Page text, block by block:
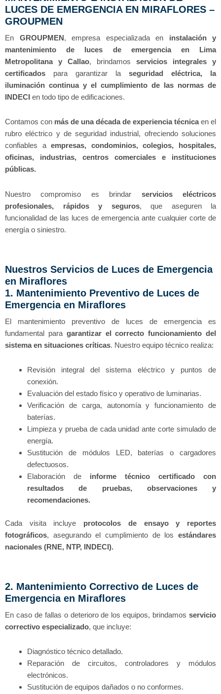
LUCES DE EMERGENCIA EN MIRAFLORES –
GROUPMEN
En GROUPMEN, empresa especializada en instalación y
mantenimiento de luces de emergencia en Lima
Metropolitana y Callao, brindamos servicios integrales y
certificados para garantizar la seguridad eléctrica, la
iluminación continua y el cumplimiento de las normas de
INDECI en todo tipo de edificaciones.
Contamos con más de una década de experiencia técnicaen el
rubro eléctrico y de seguridad industrial, ofreciendo soluciones
confiables aempresas, condominios, colegios, hospitales,
oficinas, industrias, centros comerciales e instituciones
públicas.
Nuestro compromiso es brindar servicios eléctricos
profesionales, rápidos y seguros, que aseguren la
funcionalidad de las luces de emergencia ante cualquier corte de
energía o siniestro.
Nuestros Servicios de Luces de Emergencia
en Miraflores
1. Mantenimiento Preventivo de Luces de
Emergencia en Miraflores
El mantenimiento preventivo de luces de emergencia es
fundamental para garantizar el correcto funcionamiento del
sistema en situaciones críticas. Nuestro equipo técnico realiza:
Revisión integral del sistema eléctrico y puntos de
conexión.
Evaluación del estado físico y operativo de luminarias.
Verificación de carga, autonomía y funcionamiento de
baterías.
Limpieza y prueba de cada unidad ante corte simulado de
energía.
Sustitución de módulos LED, baterías o cargadores
defectuosos.
Elaboración de informe técnico certificado con
resultados de pruebas, observaciones y
recomendaciones.
Cada visita incluye protocolos de ensayo y reportes
fotográficos, asegurando el cumplimiento de los estándares
nacionales (RNE, NTP, INDECI).
2. Mantenimiento Correctivo de Luces de
Emergencia en Miraflores
En caso de fallas o deterioro de los equipos, brindamos servicio
correctivo especializado, que incluye:
Diagnóstico técnico detallado.
Reparación de circuitos, controladores y módulos
electrónicos.
Sustitución de equipos dañados o no conformes.